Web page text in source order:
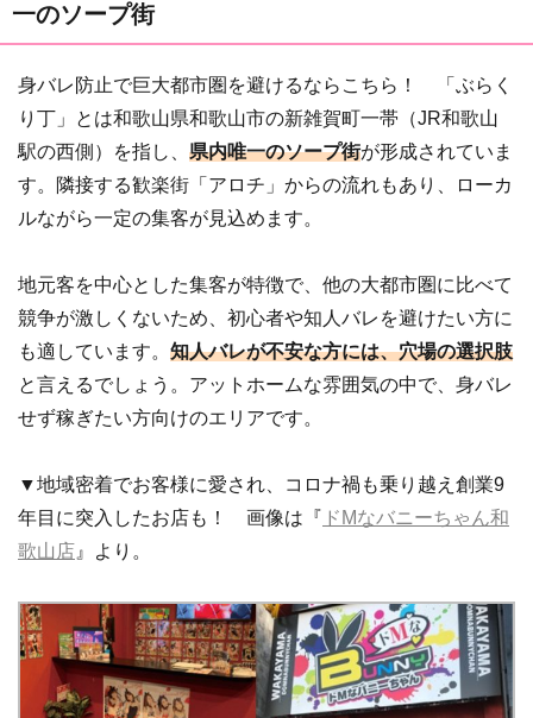
一のソープ街
身バレ防止で巨大都市圏を避けるならこちら！ 「ぶらく
り丁」とは和歌山県和歌山市の新雑賀町一帯（JR和歌山
駅の西側）を指し、 県内唯一のソープ街が形成されていま
す。隣接する歓楽街「アロチ」からの流れもあり、ローカ
ルながら一定の集客が見込めます。
地元客を中心とした集客が特徴で、他の大都市圏に比べて
競争が激しくないため、初心者や知人バレを避けたい方に
も適しています。 知人バレが不安な方には、穴場の選択肢
と言えるでしょう。アットホームな雰囲気の中で、身バレ
せず稼ぎたい方向けのエリアです。
▼地域密着でお客様に愛され、コロナ禍も乗り越え創業9
年目に突入したお店も！ 画像は『 ドMなバニーちゃん和
歌山店 』より。